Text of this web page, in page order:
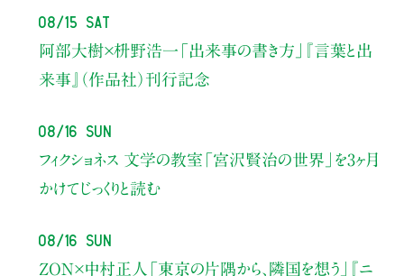
08/15 Sat
阿部大樹×枡野浩一 「出来事の書き方」
『言葉と出
来事』（作品社）刊行記念
08/16 Sun
フィクショネス 文学の教室 「宮沢賢治の世界」を3ヶ月
かけてじっくりと読む
08/16 Sun
ZON×中村正人 「東京の片隅から、隣国を想う」
『ニ